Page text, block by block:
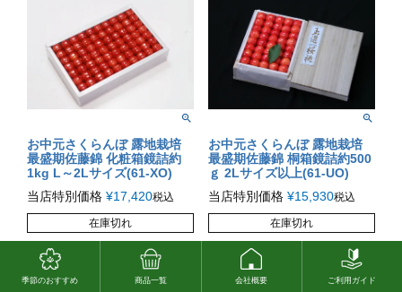
季節のおすすめ 商品一覧 会社概要 ご利用ガイド
お中元さくらんぼ 露地栽培
最盛期佐藤錦 化粧箱鏡詰約
1kg L～2Lサイズ(61-XO)
当店特別価格 ¥17,420税込
在庫切れ
商品詳細を見る
お中元さくらんぼ 露地栽培
最盛期佐藤錦 桐箱鏡詰約500
ｇ 2Lサイズ以上(61-UO)
当店特別価格 ¥15,930税込
在庫切れ
商品詳細を見る